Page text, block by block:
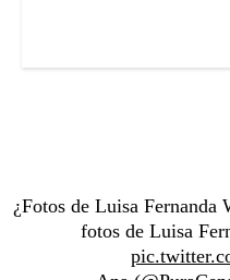
¿Fotos de Luisa Fernanda
fotos de Luisa